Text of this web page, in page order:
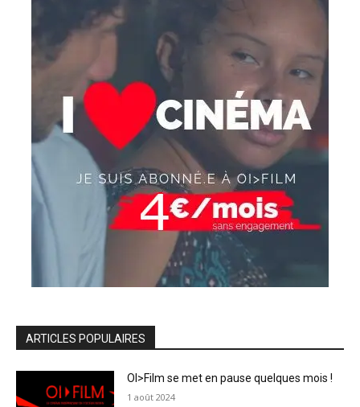
ARTICLES POPULAIRES
OI>Film se met en pause quelques mois !
1 août 2024